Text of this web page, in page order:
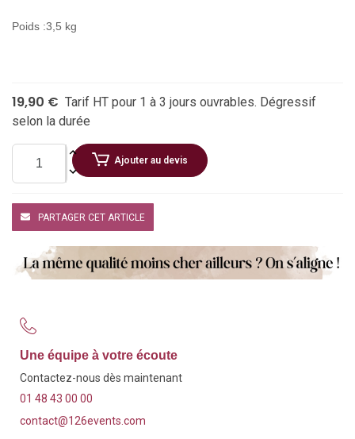
Poids :3,5 kg
19,90 € Tarif HT pour 1 à 3 jours ouvrables. Dégressif
selon la durée
Ajouter au devis
PARTAGER CET ARTICLE
Une équipe à votre écoute
Contactez-nous dès maintenant
01 48 43 00 00
contact@126events.com